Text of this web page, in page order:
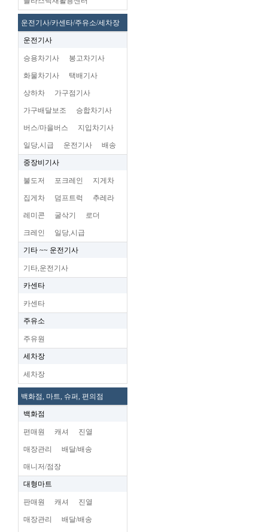
운전기사/카센타/주유소/세차장
운전기사
승용차기사 봉고차기사
화물차기사 택배기사
상하차 가구점기사
가구배달보조 승합차기사
버스/마을버스 지입차기사
일당,시급 운전기사 배송
중장비기사
불도저 포크레인 지게차
집게차 덤프트럭 추레라
레미콘 굴삭기 로더
크레인 일당,시급
기타 ~~ 운전기사
기타,운전기사
카센타
카센타
주유소
주유원
세차장
세차장
백화점, 마트, 슈퍼, 편의점
백화점
편매원 캐셔 진열
매장관리 배달/배송
매니저/점장
대형마트
판매원 캐셔 진열
매장관리 배달/배송